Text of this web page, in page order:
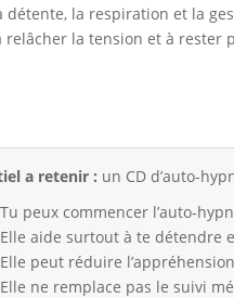
la respiration et la
relâcher la tension et à
a retenir : un CD d’auto-
Tu peux commencer l’auto-
Elle aide surtout à te détendre
Elle peut réduire
Elle ne remplace pas le suivi